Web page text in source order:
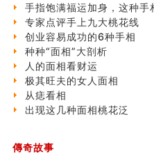
玄空本义(六)
额相与命运
风水先生林琅仙的传说
从痣看相
姓名陰陽配置的凶吉
六爻測住宅風水 (四)
玄空本义 (五)
财务办公室风水布局
玄空本义 (四)
手指饱满福运加身，这种手
专家点评手上九大桃花线
创业容易成功的6种手相
种种“面相”大剖析
人的面相看财运
极其旺夫的女人面相
从痣看相
出现这几种面相桃花泛
傳奇故事